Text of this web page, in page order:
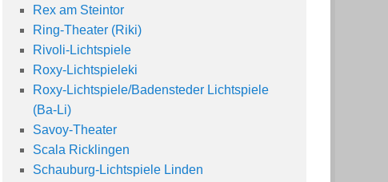
Rex am Steintor
Ring-Theater (Riki)
Rivoli-Lichtspiele
Roxy-Lichtspieleki
Roxy-Lichtspiele/Badensteder Lichtspiele
(Ba-Li)
Savoy-Theater
Scala Ricklingen
Schauburg-Lichtspiele Linden